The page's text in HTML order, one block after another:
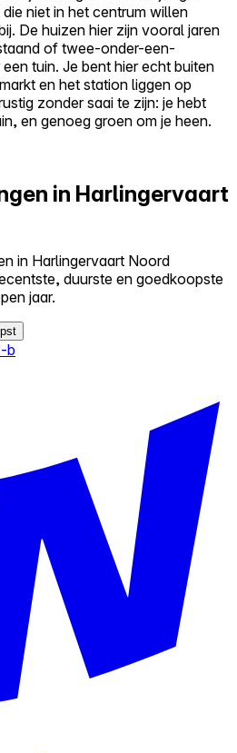
niet in het centrum willen
De huizen hier zijn vooral jaren
of twee-onder-een-
tuin. Je bent hier echt buiten
en het station liggen op
zonder saai te zijn: je hebt
en genoeg groen om je heen.
in Harlingervaart
in Harlingervaart Noord
duurste en goedkoopste
jaar.